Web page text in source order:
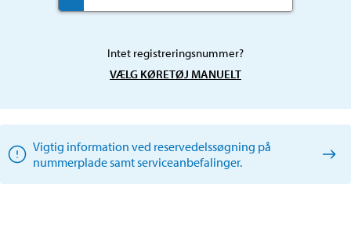
Intet registreringsnummer?
VÆLG KØRETØJ MANUELT
Vigtig information ved reservedelssøgning på
nummerplade samt serviceanbefalinger.